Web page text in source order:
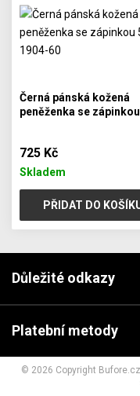
Černá pánská kožená
peněženka se
725 Kč
Skladem
PŘIDAT DO
Důležité odkazy
Platební metody
© 2026 Copyright